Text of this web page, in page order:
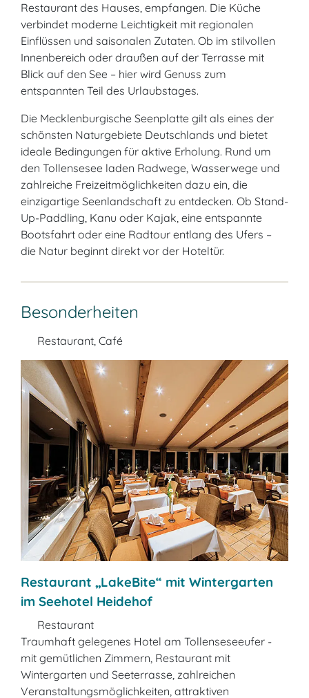
Restaurant des Hauses, empfangen. Die Küche
verbindet moderne Leichtigkeit mit regionalen
Einflüssen und saisonalen Zutaten. Ob im stilvollen
Innenbereich oder draußen auf der Terrasse mit
Blick auf den See – hier wird Genuss zum
entspannten Teil des Urlaubstages.
Die Mecklenburgische Seenplatte gilt als eines der
schönsten Naturgebiete Deutschlands und bietet
ideale Bedingungen für aktive Erholung. Rund um
den Tollensesee laden Radwege, Wasserwege und
zahlreiche Freizeitmöglichkeiten dazu ein, die
einzigartige Seenlandschaft zu entdecken. Ob Stand-
Up-Paddling, Kanu oder Kajak, eine entspannte
Bootsfahrt oder eine Radtour entlang des Ufers –
die Natur beginnt direkt vor der Hoteltür.
Besonderheiten
Restaurant, Café
Restaurant „LakeBite“ mit Wintergarten
im Seehotel Heidehof
Restaurant
Traumhaft gelegenes Hotel am Tollenseseeufer -
mit gemütlichen Zimmern, Restaurant mit
Wintergarten und Seeterrasse, zahlreichen
Veranstaltungsmöglichkeiten, attraktiven